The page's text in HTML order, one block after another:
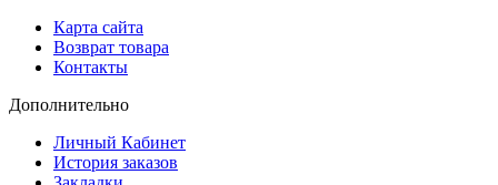
Карта сайта
Возврат товара
Контакты
Дополнительно
Личный Кабинет
История заказов